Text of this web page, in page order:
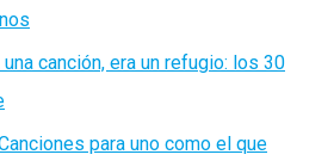
una canción, era un refugio: los 30
para uno como el que